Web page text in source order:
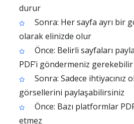
durur
Sonra: Her sayfa ayrı bir
olarak elinizde olur
Önce: Belirli sayfaları
PDF’i göndermeniz gerekebilir
Sonra: Sadece ihtiyacınız
görsellerini paylaşabilirsiniz
Önce: Bazı platformlar
etmez